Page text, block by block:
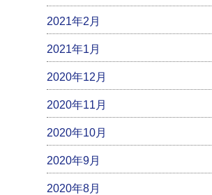
2021年2月
2021年1月
2020年12月
2020年11月
2020年10月
2020年9月
2020年8月